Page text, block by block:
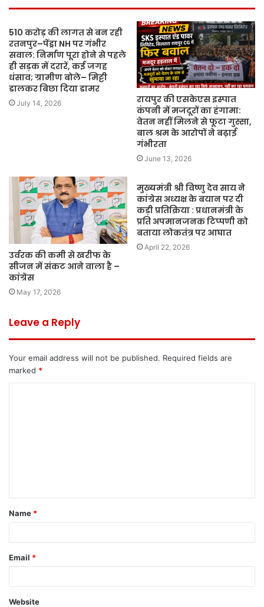
510 करोड़ की लागत से बन रही
रतनपुर–पेंड्रा NH पर गंभीर
सवाल: निर्माण पूरा होने से पहले
ही सड़क में दरारें, कई जगह
धंसाव; ग्रामीण बोले– मिट्टी
डालकर बिछा दिया डामर
July 14, 2026
रायपुर की एसकेएस इस्पात
कंपनी में मजदूरों का हंगामा:
वेतन नहीं मिलने से फूटा गुस्सा,
बाल श्रम के आरोपों ने बढ़ाई
गंभीरता
June 13, 2026
उर्वरक की कमी से खरीफ के
सीजन में संकट आने वाला है –
कांग्रेस
May 17, 2026
मुख्यमंत्री श्री विष्णु देव साय ने
कांग्रेस अध्यक्ष के बयान पर दी
कड़ी प्रतिक्रिया : प्रधानमंत्री के
प्रति अपमानजनक टिप्पणी को
बताया लोकतंत्र पर आघात
April 22, 2026
Leave a Reply
Your email address will not be published. Required fields are
marked *
t
*
Name *
Email *
Website